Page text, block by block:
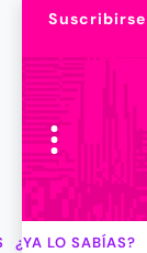
Suscribirse
¿YA LO SABÍAS?